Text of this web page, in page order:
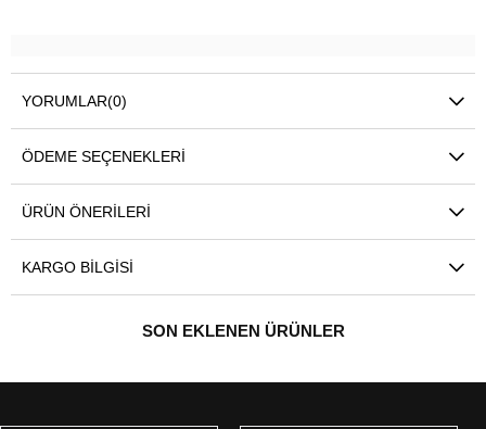
YORUMLAR(0)
ÖDEME SEÇENEKLERI
ÜRÜN ÖNERILERI
KARGO BILGISI
SON EKLENEN ÜRÜNLER